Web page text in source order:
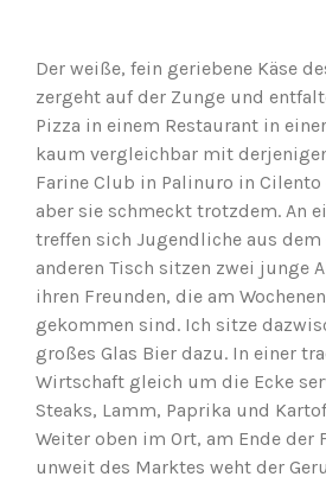
Der weiße, fein geriebene Käse
zergeht auf der Zunge und
Pizza in einem Restaurant in
kaum vergleichbar mit
Farine Club in Palinuro in
aber sie schmeckt trotzdem. An
treffen sich Jugendliche aus dem
anderen Tisch sitzen zwei junge
ihren Freunden, die am
gekommen sind. Ich sitze
großes Glas Bier dazu. In einer
Wirtschaft gleich um die Ecke
Steaks, Lamm, Paprika und
Weiter oben im Ort, am Ende der
unweit des Marktes weht der